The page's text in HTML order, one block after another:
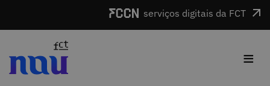
serviços digitais da FCT
≡